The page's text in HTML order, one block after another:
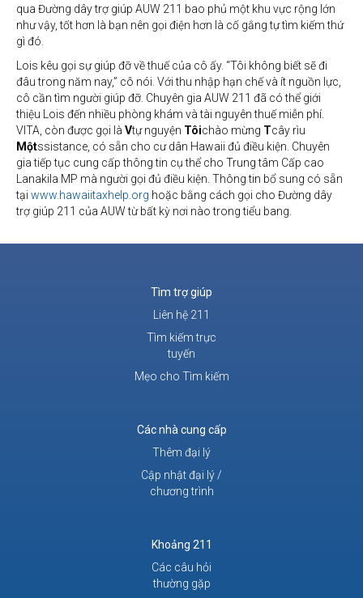
qua Đường dây trợ giúp AUW 211 bao phủ một khu vực rộng lớn
như vậy, tốt hơn là bạn nên gọi điện hơn là cố gắng tự tìm kiếm thứ
gì đó.
Lois kêu gọi sự giúp đỡ về thuế của cô ấy. “Tôi không biết sẽ đi
đâu trong năm nay,” cô nói. Với thu nhập hạn chế và ít nguồn lực,
cô cần tìm người giúp đỡ. Chuyên gia AUW 211 đã có thể giới
thiệu Lois đến nhiều phòng khám và tài nguyên thuế miễn phí.
VITA, còn được gọi là Vtự nguyện Tôichào mừng Tcây rìu
Mộtssistance, có sẵn cho cư dân Hawaii đủ điều kiện. Chuyên
gia tiếp tục cung cấp thông tin cụ thể cho Trung tâm Cấp cao
Lanakila MP mà người gọi đủ điều kiện. Thông tin bổ sung có sẵn
tại www.hawaiitaxhelp.org hoặc bằng cách gọi cho Đường dây
trợ giúp 211 của AUW từ bất kỳ nơi nào trong tiểu bang.
Tìm trợ giúp
Liên hệ 211
Tìm kiếm trực
tuyến
Mẹo cho Tìm kiếm
Các nhà cung cấp
Thêm đại lý
Cập nhật đại lý /
chương trình
Khoảng 211
Các câu hỏi
thường gặp